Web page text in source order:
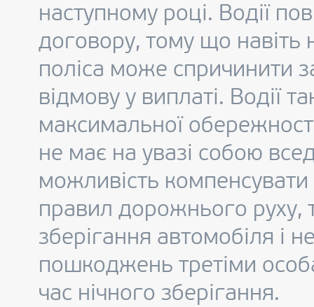
наступному році. Водії
договору, тому що навіть
поліса може спричинити
відмову у виплаті. Водії
максимальної
не має на увазі собою
можливість
правил дорожнього руху,
зберігання автомобіля і
пошкоджень третіми
час нічного зберігання.